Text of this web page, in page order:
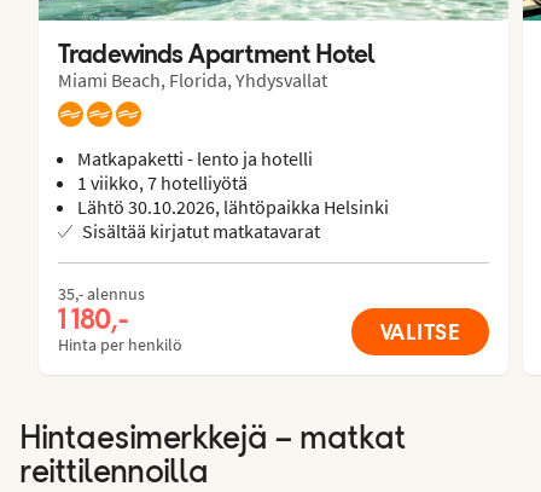
Tradewinds Apartment Hotel
Miami Beach, Florida, Yhdysvallat
Matkapaketti - lento ja hotelli
1 viikko, 7 hotelliyötä
Lähtö 30.10.2026, lähtöpaikka Helsinki
Sisältää kirjatut matkatavarat
35,- alennus
1 180,-
Hinta per henkilö VALITSE
Hintaesimerkkejä – matkat
reittilennoilla